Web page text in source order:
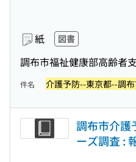
紙 図書
調布市福祉健康部高齢者
件名 介護予防--東京都--調
調布市介護
ーズ調査 :